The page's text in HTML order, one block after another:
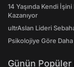
SÖKÜLDÜ Ünlü model Adriana Lima’nın yer
aldığı Veet
billboard’lar
bir elbise olan
14 Yaşında Kendi
Kazanıyor
ultrAslan Lideri
Psikolojiye Göre
Günün Popüler